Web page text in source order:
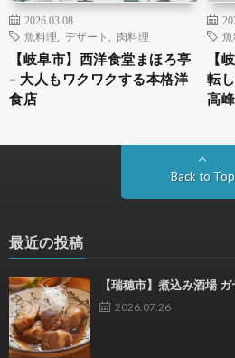
2026.03.08
魚料理
デザート 肉料理
【岐阜市】西洋食堂まほろ亭
– 大人もワクワクする本格洋
食店
魚
【
転
高
Back to Top
最近の投稿
【瑞穂市】煮込み酒場
2026.07.26